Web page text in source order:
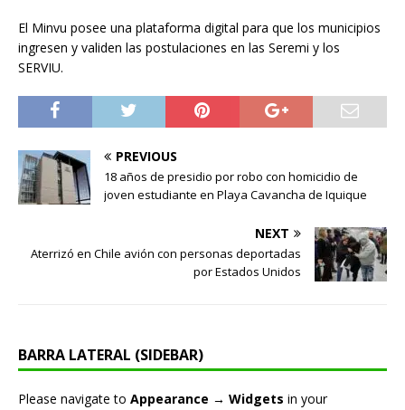
El Minvu posee una plataforma digital para que los municipios
ingresen y validen las postulaciones en las Seremi y los
SERVIU.
PREVIOUS
18 años de presidio por robo con homicidio de
joven estudiante en Playa Cavancha de Iquique
NEXT
Aterrizó en Chile avión con personas deportadas
por Estados Unidos
BARRA LATERAL (SIDEBAR)
Please navigate to Appearance → Widgets in your